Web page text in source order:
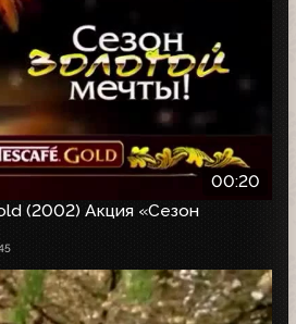
00:20
(2002) Акция «Сезон